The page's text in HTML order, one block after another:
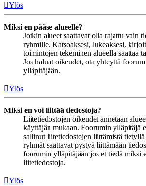
Ylös
Miksi en pääse alueelle?
Jotkin alueet saattavat olla rajattu vain
ryhmille. Katsoaksesi, lukeaksesi,
toimintojen tekeminen alueella saattaa
Jos haluat oikeudet, ota yhteyttä
ylläpitäjään.
Ylös
Miksi en voi liittää tiedostoja?
Liitetiedostojen oikeudet annetaan
käyttäjän mukaan. Foorumin ylläpitäjä
sallinut liitetiedostojen liittämistä
ryhmät saattavat pystyä liittämään
foorumin ylläpitäjään jos et tiedä miksi
liitetiedostoja.
Ylös